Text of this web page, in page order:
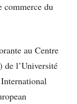
commerce du
au Centre
de l’Université